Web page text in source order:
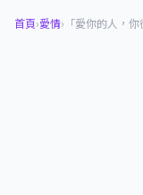
首頁›愛情›